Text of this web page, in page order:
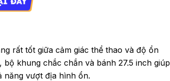
rất tốt giữa cảm giác thể thao và độ ổn
khung chắc chắn và bánh 27.5 inch giúp
năng vượt địa hình ổn.